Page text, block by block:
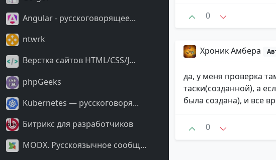
Angular - русскоговорящее...
ntwrk
Верстка сайтов HTML/CSS/J...
phpGeeks
Kubernetes — русскоговоря...
Битрикс для разработчиков
MODX. Русскоязычное сообщ...
0
Хроник Амбера
да, у меня проверка
таски(созданной), а
была создана), и все
0